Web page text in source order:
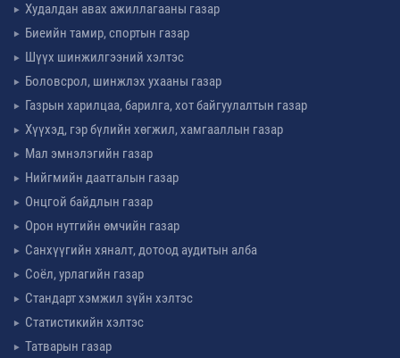
Худалдан авах ажиллагааны газар
Биеийн тамир, спортын газар
Шүүх шинжилгээний хэлтэс
Боловсрол, шинжлэх ухааны газар
Газрын харилцаа, барилга, хот байгуулалтын газар
Хүүхэд, гэр бүлийн хөгжил, хамгааллын газар
Мал эмнэлэгийн газар
Нийгмийн даатгалын газар
Онцгой байдлын газар
Орон нутгийн өмчийн газар
Санхүүгийн хяналт, дотоод аудитын алба
Соёл, урлагийн газар
Стандарт хэмжил зүйн хэлтэс
Статистикийн хэлтэс
Татварын газар